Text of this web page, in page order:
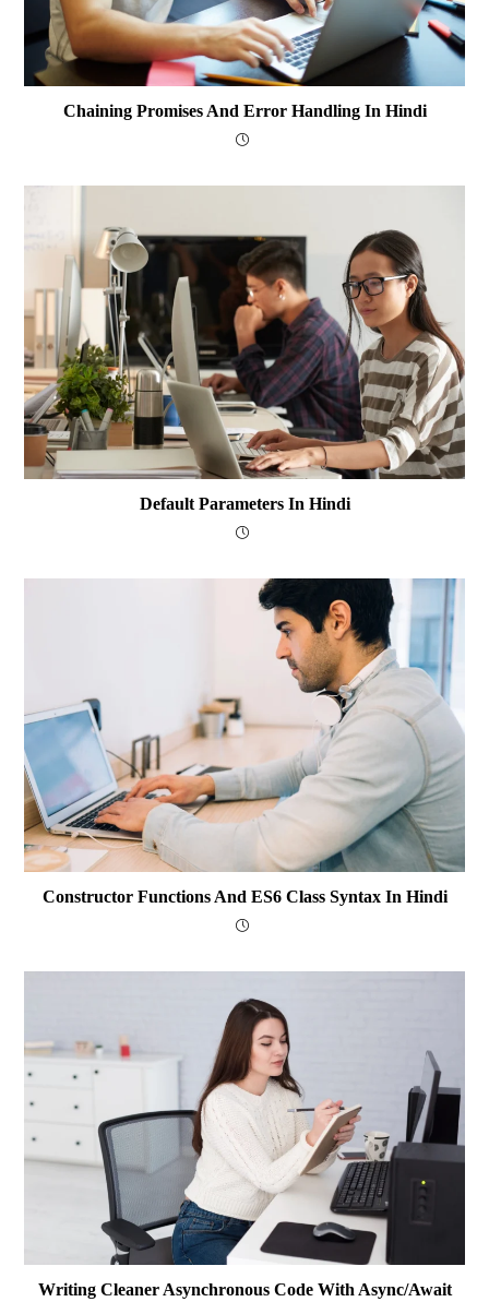
Chaining Promises And Error Handling In Hindi
Default Parameters In Hindi
Constructor Functions And ES6 Class Syntax In Hindi
Writing Cleaner Asynchronous Code With Async/await